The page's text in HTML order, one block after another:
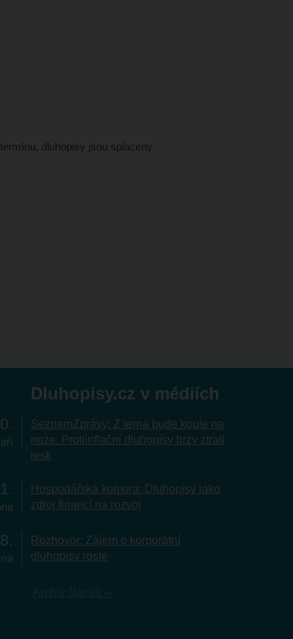
dluhopisy jsou splaceny
Dluhopisy.cz v médiích
SeznamZprávy: Z terna bude koule na
noze. Protiinflační dluhopisy brzy ztratí
lesk
Hospodářská komora: Dluhopisy jako
zdroj financí na rozvoj
Rozhovor: Zájem o korporátní
dluhopisy roste